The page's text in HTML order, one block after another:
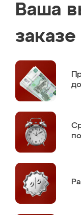
Ваша